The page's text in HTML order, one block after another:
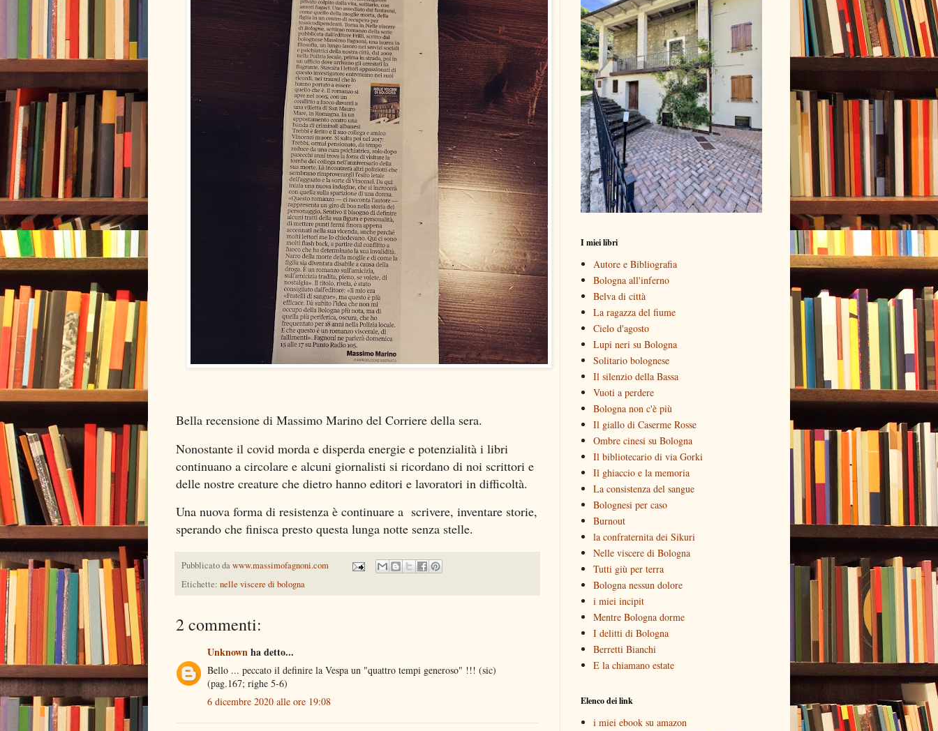
Bella recensione di Massimo Marino del Corriere della sera.
Nonostante il covid morda e disperda energie e potenzialità i libri
continuano a circolare e alcuni giornalisti si ricordano di noi scrittori e
delle nostre creature che dietro hanno editori e lavoratori in difficoltà.
Una nuova forma di resistenza è continuare a scrivere, inventare storie,
sperando che finisca presto questa lunga notte senza stelle.
Pubblicato dawww.massimofagnoni.com
Etichette: nelle viscere di bologna
2 commenti:
Unknownha detto...
Bello ... peccato il definire la Vespa un "quattro tempi generoso" !!! (sic)
(pag.167; righe 5-6)
6 dicembre 2020 alle ore 19:08
I miei libri
Autore e Bibliografia
Bologna all'inferno
Belva di città
La ragazza del fiume
Cielo d'agosto
Lupi neri su Bologna
Solitario bolognese
Il silenzio della Bassa
Vuoti a perdere
Bologna non c'è più
Il giallo di Caserme Rosse
Ombre cinesi su Bologna
Il bibliotecario di via Gorki
Il ghiaccio e la memoria
La consistenza del sangue
Bolognesi per caso
Burnout
la confraternita dei Sikuri
Nelle viscere di Bologna
Tutti giù per terra
Bologna nessun dolore
i miei incipit
Mentre Bologna dorme
I delitti di Bologna
Berretti Bianchi
E la chiamano estate
Elenco dei link
i miei ebook su amazon